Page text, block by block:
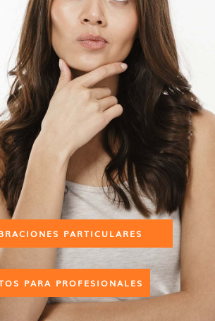
PARTICULARES
PARA PROFESIONALES